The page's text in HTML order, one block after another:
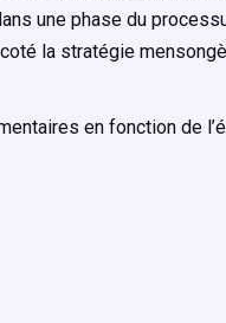
une phase du
la stratégie
en fonction de